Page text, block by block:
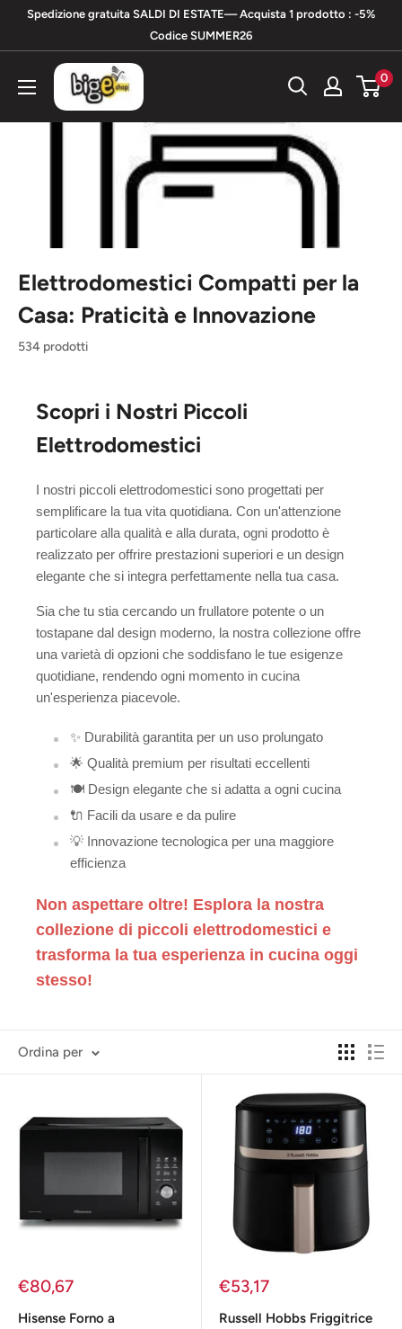
contenuto
Spedizione gratuita SALDI DI ESTATE— Acquista 1 prodotto : -5%
Codice SUMMER26
bigeshop 0
Elettrodomestici Compatti per la
Casa: Praticità e Innovazione
534 prodotti
Scopri i Nostri Piccoli
Elettrodomestici
I nostri piccoli elettrodomestici sono progettati per
semplificare la tua vita quotidiana. Con un'attenzione
particolare alla qualità e alla durata, ogni prodotto è
realizzato per offrire prestazioni superiori e un design
elegante che si integra perfettamente nella tua casa.
Sia che tu stia cercando un frullatore potente o un
tostapane dal design moderno, la nostra collezione offre
una varietà di opzioni che soddisfano le tue esigenze
quotidiane, rendendo ogni momento in cucina
un'esperienza piacevole.
✨ Durabilità garantita per un uso prolungato
🌟 Qualità premium per risultati eccellenti
🍽️ Design elegante che si adatta a ogni cucina
🔌 Facili da usare e da pulire
💡 Innovazione tecnologica per una maggiore
efficienza
Non aspettare oltre! Esplora la nostra
collezione di piccoli elettrodomestici e
trasforma la tua esperienza in cucina oggi
stesso!
Ordina per
Prezzo
€80,67
Hisense Forno a
Prezzo
€53,17
Russell Hobbs Friggitrice